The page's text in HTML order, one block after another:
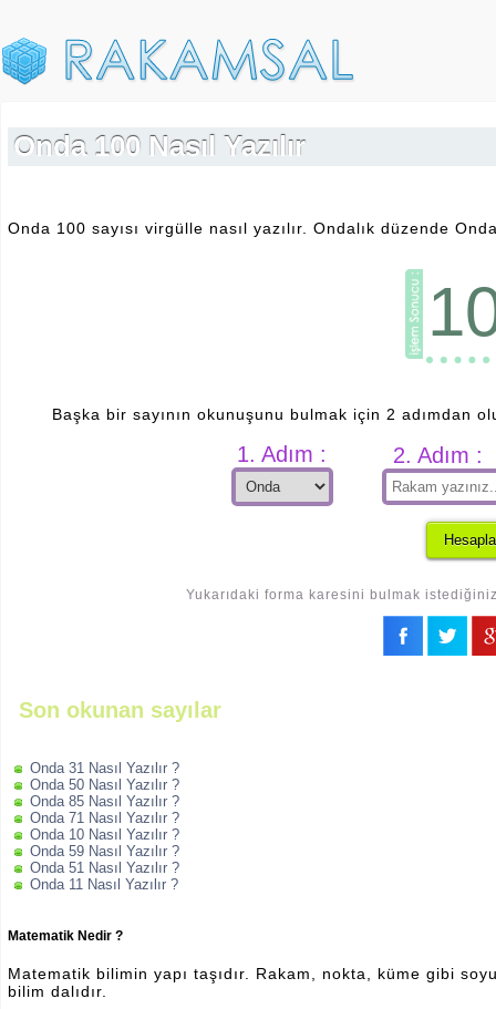
Onda 100 Nasıl Yazılır
Onda 100 sayısı virgülle nasıl yazılır. Ondalık düzende
Başka bir sayının okunuşunu bulmak için 2 adımdan
1. Adım : 2. Adım :
Yukarıdaki forma karesini bulmak
Son okunan sayılar
Onda 31 Nasıl Yazılır ?
Onda 50 Nasıl Yazılır ?
Onda 85 Nasıl Yazılır ?
Onda 71 Nasıl Yazılır ?
Onda 10 Nasıl Yazılır ?
Onda 59 Nasıl Yazılır ?
Onda 51 Nasıl Yazılır ?
Onda 11 Nasıl Yazılır ?
Matematik Nedir ?
Matematik bilimin yapı taşıdır. Rakam, nokta, küme gibi
bilim dalıdır.